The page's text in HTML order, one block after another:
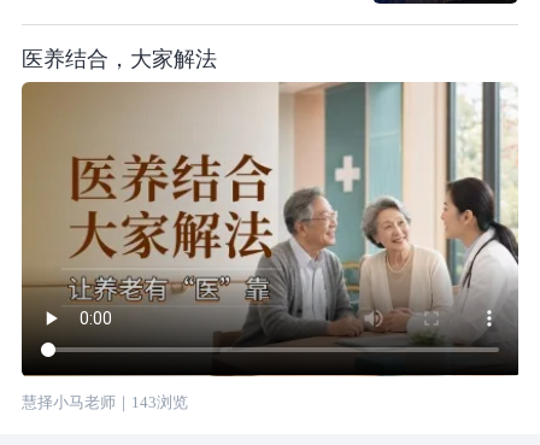
医养结合，大家解法
慧择小马老师｜ 143浏览